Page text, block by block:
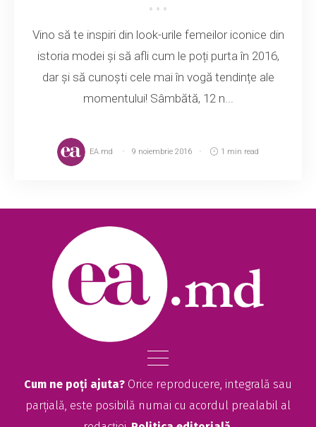
Vino să te inspiri din look-urile femeilor iconice din
istoria modei și să afli cum le poți purta în 2016,
dar și să cunoști cele mai în vogă tendințe ale
momentului! Sâmbătă, 12 n...
EA.md 9 noiembrie 2016 1 min read
Cum ne poți ajuta? Orice reproducere, integrală sau
parțială, este posibilă numai cu acordul prealabil al